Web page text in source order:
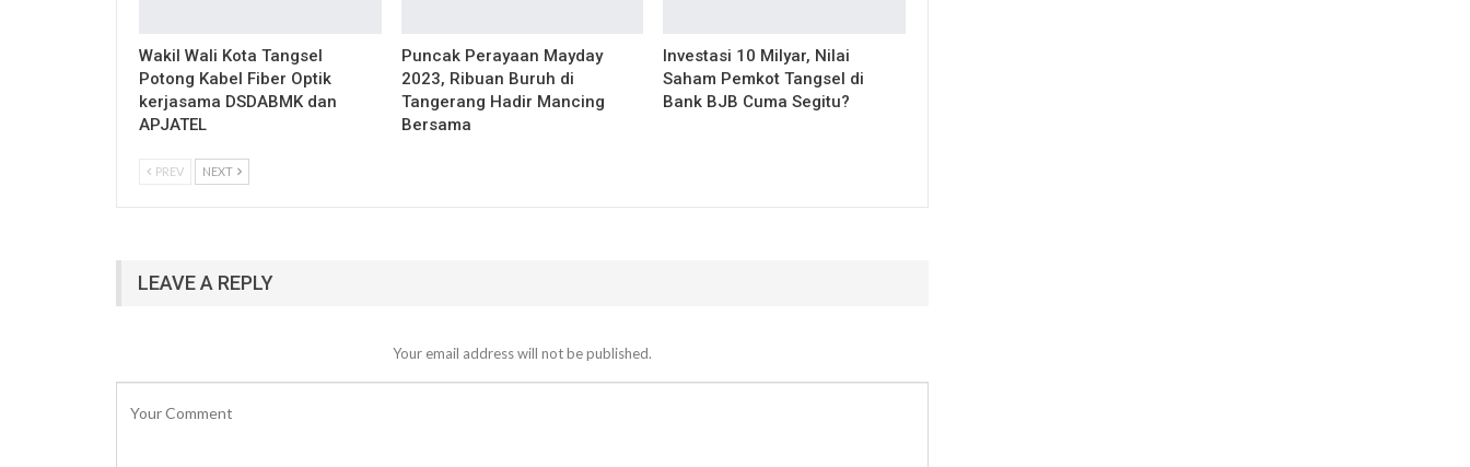
Wakil Wali Kota Tangsel
Potong Kabel Fiber Optik
kerjasama DSDABMK dan
APJATEL
Puncak Perayaan Mayday
2023, Ribuan Buruh di
Tangerang Hadir Mancing
Bersama
Investasi 10 Milyar, Nilai
Saham Pemkot Tangsel di
Bank BJB Cuma Segitu?
PREV NEXT
LEAVE A REPLY
Your email address will not be published.